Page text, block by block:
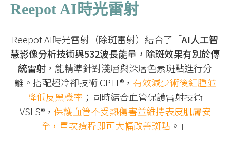
Reepot AI時光雷射
Reepot AI時光雷射（除斑雷射）結合了「AI人工智
慧影像分析技術與532波長能量，除斑效果有別於傳
統雷射 ，能精準針對淺層與深層色素斑點進行分
離。搭配超冷卻技術 CPTL®， 有效減少術後紅腫並
降低反黑機率 ；同時結合血管保護雷射技術
VSLS®， 保護血管不受熱傷害並維持表皮肌膚安
全，單次療程即可大幅改善斑點 。」